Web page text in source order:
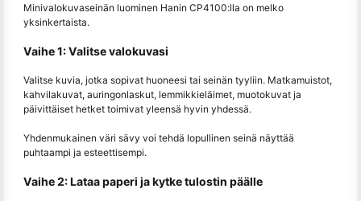
Minivalokuvaseinän luominen Hanin CP4100:lla on melko
yksinkertaista.
Vaihe 1: Valitse valokuvasi
Valitse kuvia, jotka sopivat huoneesi tai seinän tyyliin. Matkamuistot,
kahvilakuvat, auringonlaskut, lemmikkieläimet, muotokuvat ja
päivittäiset hetket toimivat yleensä hyvin yhdessä.
Yhdenmukainen väri sävy voi tehdä lopullinen seinä näyttää
puhtaampi ja esteettisempi.
Vaihe 2: Lataa paperi ja kytke tulostin päälle